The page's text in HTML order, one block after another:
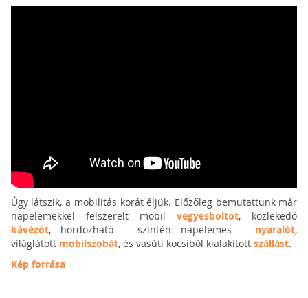
Úgy látszik, a mobilitás korát éljük. Előzőleg bemutattunk már
napelemekkel felszerelt mobilvegyesboltot, közlekedő
kávézót, hordozható - szintén napelemes - nyaralót,
világlátott mobilszobát, és vasúti kocsiból kialakított szállást.
Kép forrása